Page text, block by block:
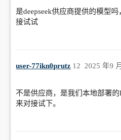
是deepseek供应商提供的模型
接试试
user-77ikn0prutz 2025 年9
12
不是供应商，是我们本地部署
来对接试下。